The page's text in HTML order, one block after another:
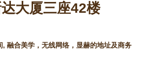
大厦三座42楼
, 融合美学，无线网络，显赫的地址及商务